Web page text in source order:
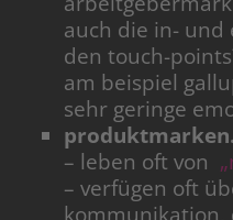
auch die in-
den touch-
am beispiel
sehr geringe
– leben oft von
– verfügen oft